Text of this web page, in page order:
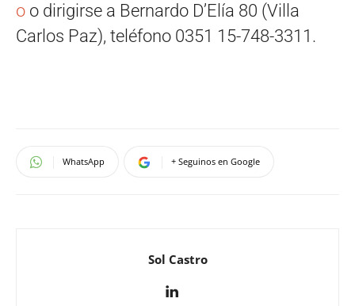
o o dirigirse a Bernardo D’Elía 80 (Villa
Carlos Paz), teléfono 0351 15-748-3311.
WhatsApp + Seguinos en Google
Sol Castro